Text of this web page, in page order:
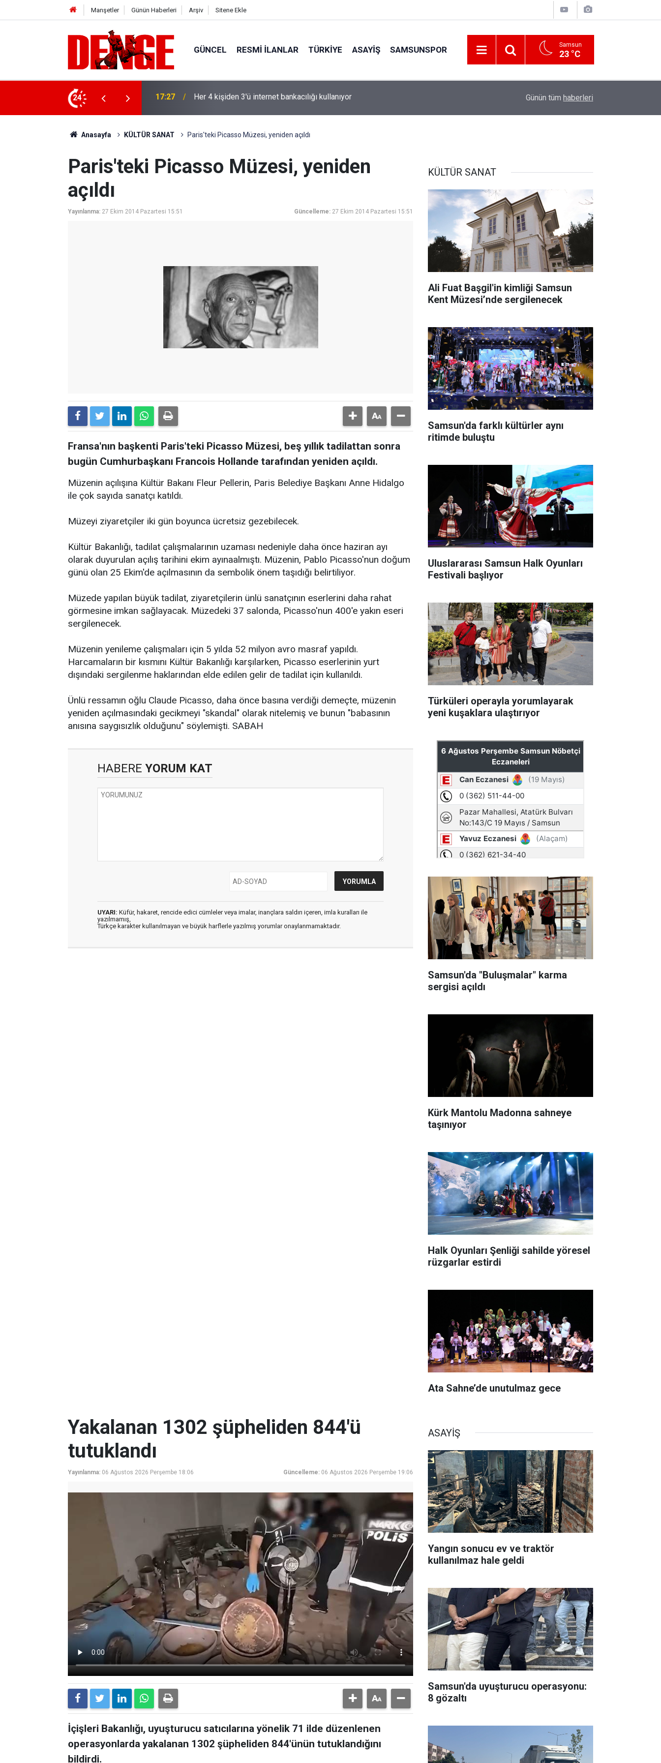
Manşetler Günün Haberleri Arşiv Sitene Ekle
GÜNCEL RESMI İLANLAR TÜRKİYE ASAYİŞ SAMSUNSPOR Samsun
23 °C
24 17:23 Thorsten Fink yeni sezon rotasını çizdi Vatandaşlar evlerinden danışmanlık hizmeti
Günün tüm haberleri
Anasayfa KÜLTÜR SANAT Paris'teki Picasso Müzesi, yeniden açıldı
Paris'teki Picasso Müzesi, yeniden
açıldı
Yayınlanma: 27 Ekim 2014 Pazartesi 15:51 Güncelleme: 27 Ekim 2014 Pazartesi 15:51
Fransa'nın başkenti Paris'teki Picasso Müzesi, beş yıllık tadilattan sonra
bugün Cumhurbaşkanı Francois Hollande tarafından yeniden açıldı.
Müzenin açılışına Kültür Bakanı Fleur Pellerin, Paris Belediye Başkanı Anne Hidalgo
ile çok sayıda sanatçı katıldı.
Müzeyi ziyaretçiler iki gün boyunca ücretsiz gezebilecek.
Kültür Bakanlığı, tadilat çalışmalarının uzaması nedeniyle daha önce haziran ayı
olarak duyurulan açılış tarihini ekim ayınaalmıştı. Müzenin, Pablo Picasso'nun doğum
günü olan 25 Ekim'de açılmasının da sembolik önem taşıdığı belirtiliyor.
Müzede yapılan büyük tadilat, ziyaretçilerin ünlü sanatçının eserlerini daha rahat
görmesine imkan sağlayacak. Müzedeki 37 salonda, Picasso'nun 400'e yakın eseri
sergilenecek.
Müzenin yenileme çalışmaları için 5 yılda 52 milyon avro masraf yapıldı.
Harcamaların bir kısmını Kültür Bakanlığı karşılarken, Picasso eserlerinin yurt
dışındaki sergilenme haklarından elde edilen gelir de tadilat için kullanıldı.
Ünlü ressamın oğlu Claude Picasso, daha önce basına verdiği demeçte, müzenin
yeniden açılmasındaki gecikmeyi "skandal" olarak nitelemiş ve bunun "babasının
anısına saygısızlık olduğunu" söylemişti. SABAH
HABERE YORUM KAT
UYARI: Küfür, hakaret, rencide edici cümleler veya imalar, inançlara saldırı içeren, imla kuralları ile
yazılmamış,
Türkçe karakter kullanılmayan ve büyük harflerle yazılmış yorumlar onaylanmamaktadır.
KÜLTÜR SANAT
Ali Fuat Başgil'in kimliği Samsun
Kent Müzesi’nde sergilenecek
Samsun'da farklı kültürler aynı
ritimde buluştu
Uluslararası Samsun Halk Oyunları
Festivali başlıyor
Türküleri operayla yorumlayarak
yeni kuşaklara ulaştırıyor
Samsun'da "Buluşmalar" karma
sergisi açıldı
Kürk Mantolu Madonna sahneye
taşınıyor
Halk Oyunları Şenliği sahilde yöresel
rüzgarlar estirdi
Ata Sahne’de unutulmaz gece
Yakalanan 1302 şüpheliden 844'ü
tutuklandı
Yayınlanma: 06 Ağustos 2026 Perşembe 18:06 Güncelleme: 06 Ağustos 2026 Perşembe 19:06
İçişleri Bakanlığı, uyuşturucu satıcılarına yönelik 71 ilde düzenlenen
operasyonlarda yakalanan 1302 şüpheliden 844'ünün tutuklandığını
bildirdi.
ASAYİŞ
Yangın sonucu ev ve traktör
kullanılmaz hale geldi
Samsun'da uyuşturucu operasyonu:
8 gözaltı